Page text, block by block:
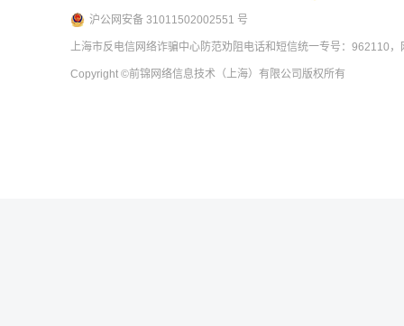
沪公网安备 31011502002551 号
上海市反电信网络诈骗中心防范劝阻电话和短信统一专号：962110
Copyright ©前锦网络信息技术（上海）有限公司 版权所有